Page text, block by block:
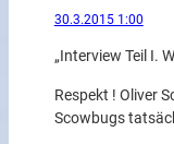
30.3.2015 1:00
„Interview Teil I.
Respekt ! Oliver
Scowbugs